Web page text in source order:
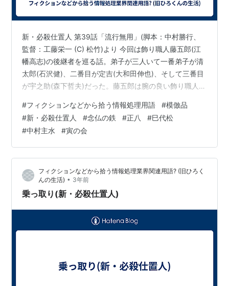
新・必殺仕置人 第39話「流行無用」(脚本：中村勝行、
監督：工藤栄一 (C) 松竹)より 今回は飾り職人藤五郎(江
幡高志)の後継者を巡る話。弟子が三人いて一番弟子が清
太郎(石沢健)、二番目が定吉(大和田伸也)、そして三番目
が宇之助(森下哲夫)だった。藤五郎は腕の良い飾り職人で
は一番弟子の清太郎だったのだが、藤五郎の娘のおくみ
(村地弘美)は定吉と恋仲だった。その矢先に清太郎が何者
かの手によって殺され、定吉が蝮の久蔵(八名信夫)という
岡っ引に容疑者として捕まってしまった。実は犯行自体
は宇之助の仕業だったが宇之助は久蔵とグルで更には藤
五郎をも殺してし…
#フィクションなどから拾う情報処理用語 #模倣品
#新・必殺仕置人 #念仏の鉄 #正八 #巳代松
#中村主水 #寅の会
フィクションなどから拾う情報処理業界関連用語? (旧ひろく
んの生活) • 3年前
乗っ取り(新・必殺仕置人)